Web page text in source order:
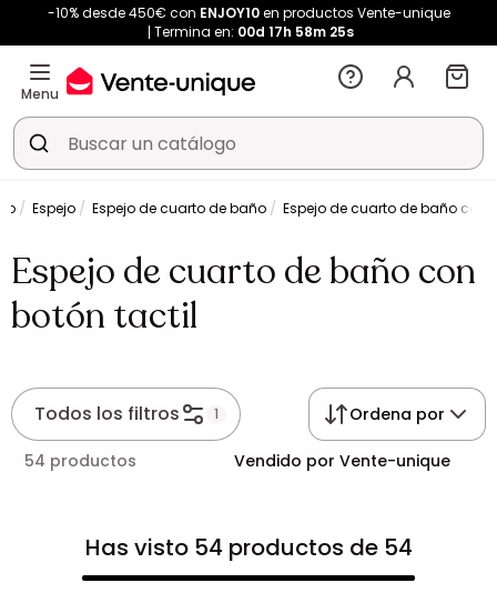
-10% desde 450€ con ENJOY10en productos Vente-unique
Termina en: 00d 17h 58m 24s
Menu
Espejo Espejo de cuarto de baño Espejo de cuarto de baño con
Espejo de cuarto de baño con
botón tactil
Todos los filtros 1 Ordena por
54 productos Vendido por Vente-unique
Has visto 54 productos de 54